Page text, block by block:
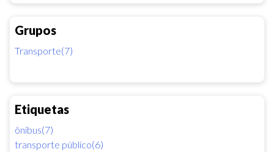
Grupos
Transporte(7)
Etiquetas
ônibus(7)
transporte público(6)